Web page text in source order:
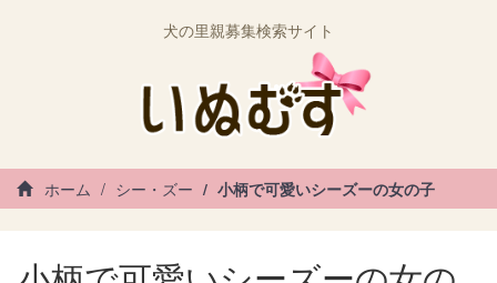
犬の里親募集検索サイト
ホーム シー・ズー 小柄で可愛いシーズーの女の子